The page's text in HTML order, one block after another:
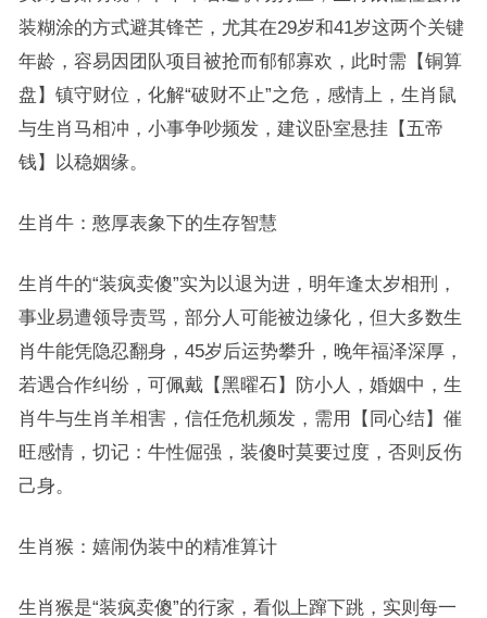
装糊涂的方式避其锋芒，尤其在29岁和41岁这两个关键
年龄，容易因团队项目被抢而郁郁寡欢，此时需【铜算
盘】镇守财位，化解“破财不止”之危，感情上，生肖鼠
与生肖马相冲，小事争吵频发，建议卧室悬挂【五帝
钱】以稳姻缘。
生肖牛：憨厚表象下的生存智慧
生肖牛的“装疯卖傻”实为以退为进，明年逢太岁相刑，
事业易遭领导责骂，部分人可能被边缘化，但大多数生
肖牛能凭隐忍翻身，45岁后运势攀升，晚年福泽深厚，
若遇合作纠纷，可佩戴【黑曜石】防小人，婚姻中，生
肖牛与生肖羊相害，信任危机频发，需用【同心结】催
旺感情，切记：牛性倔强，装傻时莫要过度，否则反伤
己身。
生肖猴：嬉闹伪装中的精准算计
生肖猴是“装疯卖傻”的行家，看似上蹿下跳，实则每一